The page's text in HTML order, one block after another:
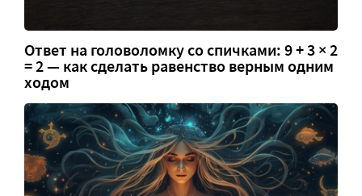
Ответ на головоломку со спичками: 9 + 3 × 2
= 2 — как сделать равенство верным одним
ходом